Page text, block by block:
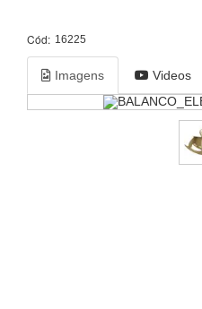
Cód: 16225
Imagens Videos